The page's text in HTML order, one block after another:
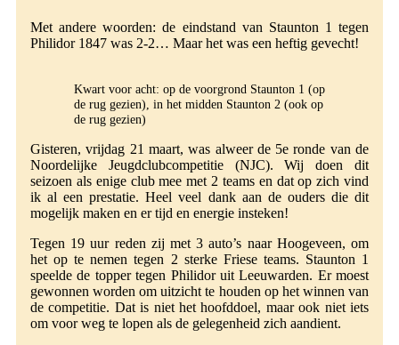
Met andere woorden: de eindstand van Staunton 1 tegen
Philidor 1847 was 2-2… Maar het was een heftig gevecht!
Kwart voor acht: op de voorgrond Staunton 1 (op
de rug gezien), in het midden Staunton 2 (ook op
de rug gezien)
Gisteren, vrijdag 21 maart, was alweer de 5e ronde van de
Noordelijke Jeugdclubcompetitie (NJC). Wij doen dit
seizoen als enige club mee met 2 teams en dat op zich vind
ik al een prestatie. Heel veel dank aan de ouders die dit
mogelijk maken en er tijd en energie insteken!
Tegen 19 uur reden zij met 3 auto’s naar Hoogeveen, om
het op te nemen tegen 2 sterke Friese teams. Staunton 1
speelde de topper tegen Philidor uit Leeuwarden. Er moest
gewonnen worden om uitzicht te houden op het winnen van
de competitie. Dat is niet het hoofddoel, maar ook niet iets
om voor weg te lopen als de gelegenheid zich aandient.